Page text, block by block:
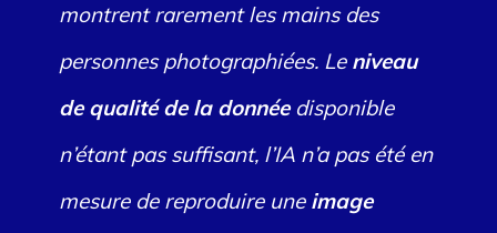
montrent rarement les mains des
personnes photographiées. Le niveau
de qualité de la donnéedisponible
n’étant pas suffisant, l’IA n’a pas été en
mesure de reproduire une image